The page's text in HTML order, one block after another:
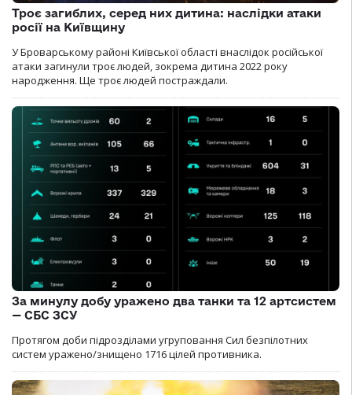
Троє загиблих, серед них дитина: наслідки атаки
росії на Київщину
У Броварському районі Київської області внаслідок російської
атаки загинули троє людей, зокрема дитина 2022 року
народження. Ще троє людей постраждали.
За минулу добу уражено два танки та 12 артсистем
— СБС ЗСУ
Протягом доби підрозділами угруповання Сил безпілотних
систем уражено/знищено 1716 цілей противника.